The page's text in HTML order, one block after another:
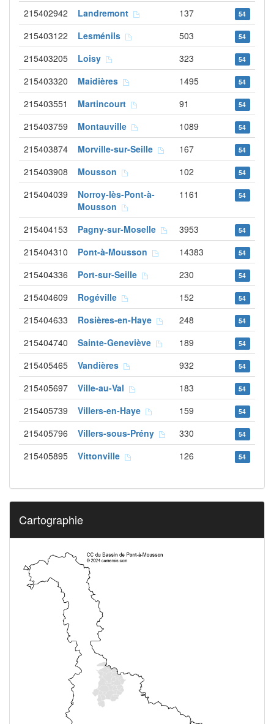
215402942 Landremont 137 54
215403122 Lesménils 503 54
215403205 Loisy 323 54
215403320 Maidières 1495 54
215403551 Martincourt 91 54
215403759 Montauville 1089 54
215403874 Morville-sur-Seille 167 54
215403908 Mousson 102 54
215404039
Norroy-lès-Pont-à-
Mousson
1161 54
215404153 Pagny-sur-Moselle 3953 54
215404310 Pont-à-Mousson 14383 54
215404336 Port-sur-Seille 230 54
215404609 Rogéville 152 54
215404633 Rosières-en-Haye 248 54
215404740 Sainte-Geneviève 189 54
215405465 Vandières 932 54
215405697 Ville-au-Val 183 54
215405739 Villers-en-Haye 159 54
215405796 Villers-sous-Prény 330 54
215405895 Vittonville 126 54
Cartographie